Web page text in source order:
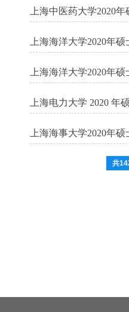
上海中医药大学2020
上海海洋大学2020年
上海海洋大学2020年
上海电力大学 2020 年
上海海事大学2020年
共